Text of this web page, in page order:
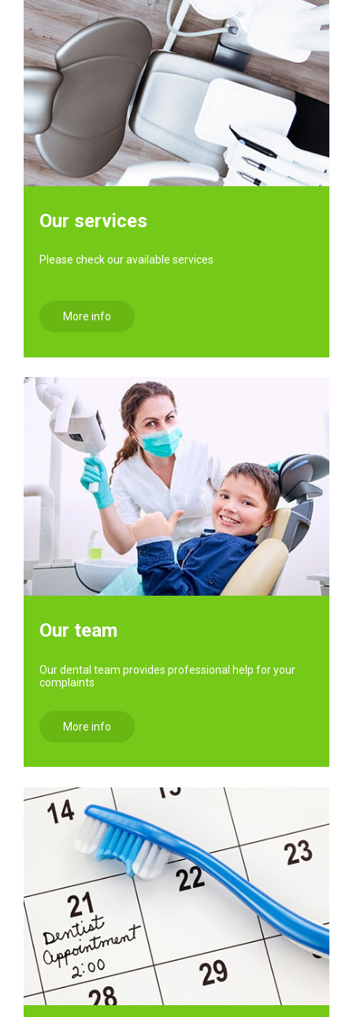
Our services
Please check our available services
More info
Our team
Our dental team provides professional help for your
complaints
More info